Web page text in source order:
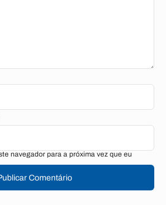
navegador para a próxima vez que eu
Comentário